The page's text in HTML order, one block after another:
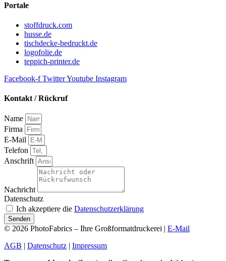
Portale
stoffdruck.com
husse.de
tischdecke-bedruckt.de
logofolie.de
teppich-printer.de
Facebook-f TwitterYoutube Instagram
Kontakt / Rückruf
Name
Firma
E-Mail
Telefon
Anschrift
Nachricht
Datenschutz
Ich akzeptiere die Datenschutzerklärung
Senden
© 2026 PhotoFabrics – Ihre Großformatdruckerei | E-Mail
AGB | Datenschutz | Impressum